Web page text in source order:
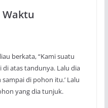
Waktu
berkata, “Kami suatu
di atas tandunya. Lalu dia
di pohon itu.’ Lalu
yang dia tunjuk.